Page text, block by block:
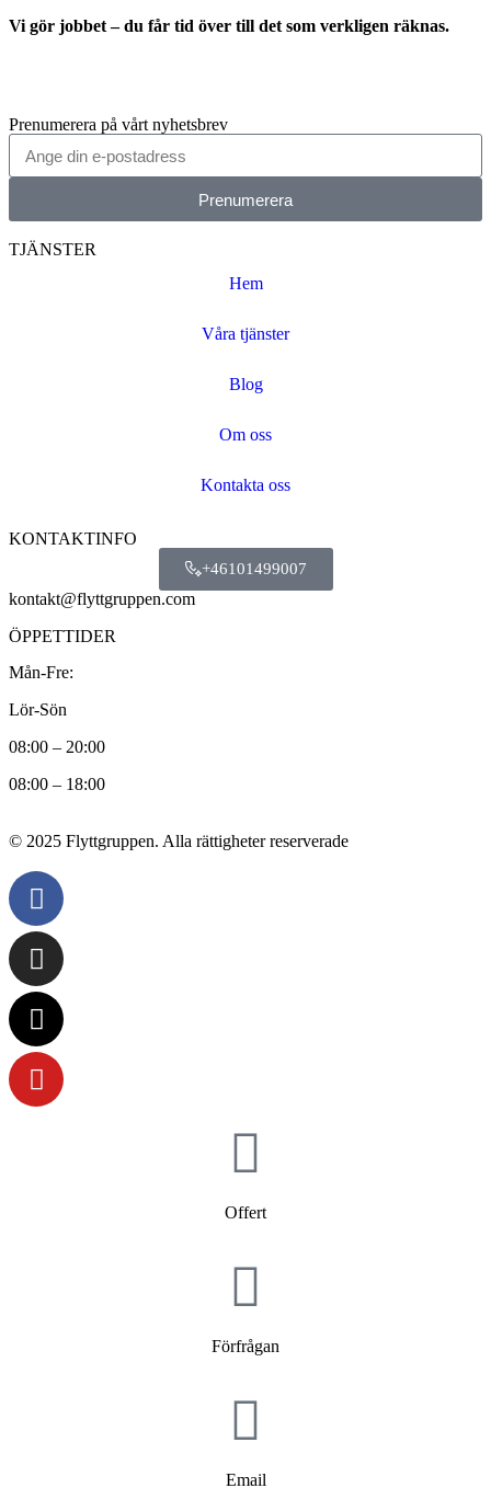
Vi gör jobbet – du får tid över till det som verkligen räknas.
Prenumerera på vårt nyhetsbrev
Prenumerera
TJÄNSTER
Hem
Våra tjänster
Blog
Om oss
Kontakta oss
KONTAKTINFO
+46101499007
kontakt@flyttgruppen.com
ÖPPETTIDER
Mån-Fre:
Lör-Sön
08:00 – 20:00
08:00 – 18:00
© 2025 Flyttgruppen. Alla rättigheter reserverade
Offert
Förfrågan
Email